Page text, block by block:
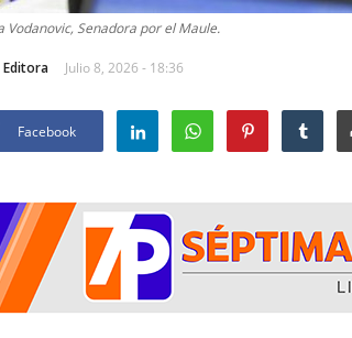
Vodanovic, Senadora por el Maule.
Editora Julio 8, 2026 - 18:36
Facebook